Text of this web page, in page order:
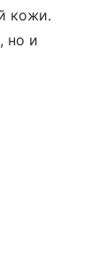
кожи.
но и